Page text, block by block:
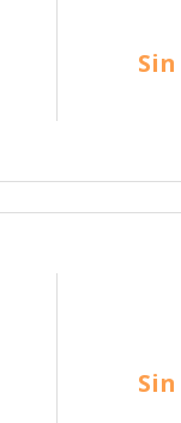
Puede
cookies no
sitio y
la información